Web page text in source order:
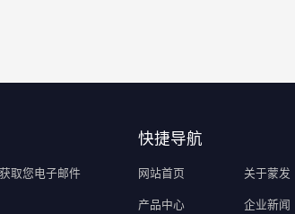
取您电子邮件
快捷导航
网站首页
关于蒙发
产品中心
企业新闻